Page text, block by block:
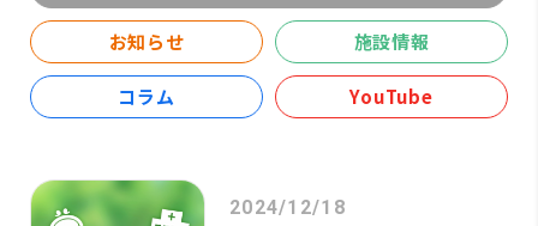
お知らせ 施設情報
コラム YouTube
2024/12/18